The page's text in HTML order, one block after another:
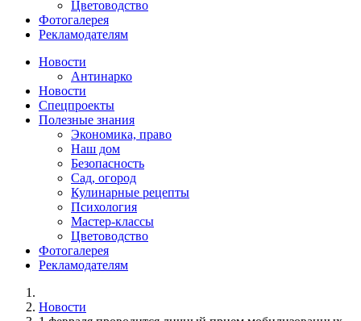
Цветоводство
Фотогалерея
Рекламодателям
Новости
Антинарко
Новости
Спецпроекты
Полезные знания
Экономика, право
Наш дом
Безопасность
Сад, огород
Кулинарные рецепты
Психология
Мастер-классы
Цветоводство
Фотогалерея
Рекламодателям
Новости